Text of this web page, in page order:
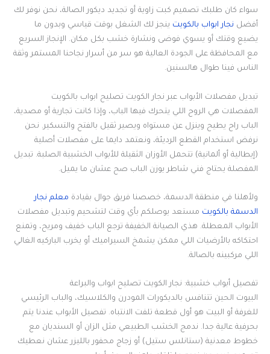
سواء كان طلبك تصميم كبت زاوية أو تجديد ديكور الصالة، نحن نوفر لك
أفضل نجار ابواب بالكويت ينجز لك الشغل بوقت قياسي وبدون ما
يضيع وقتك أو يسوي فوضى ونشارة خشب بكل مكان. الإنجاز السريع
مع المحافظة على الجودة العالية هو سر من أسرار نجاحنا المستمر وثقة
الناس فينا طوال هالسنين.
تبديل مفصلات الأبواب عبر نجار الكويت تصليح ابواب بالكويت
المفصلات هي الروح اللي يتحرك فيها الباب، وإذا كانت تجارية أو مصدية،
الباب راح يطيح وينزل عن مستواه ويصير ثقيل بالفتح والتسكير. نحن
نرفض استخدام القطع الرديئة، ونعتمد دايما على مفصلات أصلية
(إيطالية أو ألمانية) تتحمل الأوزان الثقيلة للأبواب الخشبية الصلبة. تبديل
المفصلة يحتاج فني شاطر يوزن الباب صح عشان ما يميل.
ولأهلنا في منطقة الدسمة، خصصنا فريق جوال بقيادة معلم نجار
الدسمة بالكويت مستعد يوصلكم بأي وقت لتشحيم وتبديل مفصلات
الأبواب المعطلة. هذي الصيانة الخفيفة ترجع الباب خفيف ومريح، وتمنع
احتكاكه بالأرضيات اللي ممكن يشمخ السيراميك أو يخرب الباركيه الغالي
اللي مركبينه بالصالة.
تفصيل أبواب خشبية: نجار الكويت تصليح ابواب والبراعة
البيوت الحين تتنافس بالديكورات المودرن والكلاسيك، والباب الرئيسي
للغرفة أو البيت هو أول قطعة تلفت الانتباه. تفصيل الأبواب عندنا يتم
بحرفية عالية جدا. ندمج الخشب الطبيعي مثل الزان أو السنديان مع
خطوط معدنية (ستانلس ستيل) أو زجاج محفور بالليزر عشان نعطيك